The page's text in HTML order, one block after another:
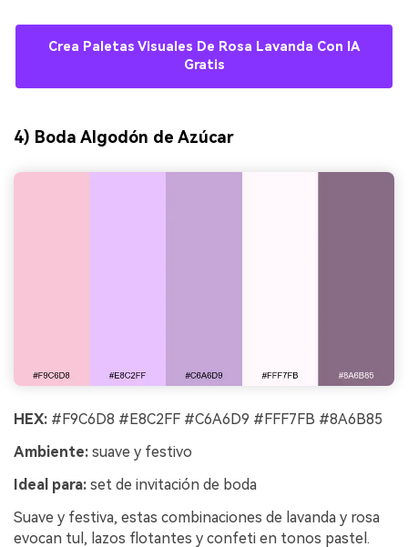
Crea Paletas Visuales De Rosa Lavanda Con IA
Gratis
4) Boda Algodón de Azúcar
HEX: #F9C6D8 #E8C2FF #C6A6D9 #FFF7FB #8A6B85
Ambiente: suave y festivo
Ideal para: set de invitación de boda
Suave y festiva, estas combinaciones de lavanda y rosa
evocan tul, lazos flotantes y confeti en tonos pastel.